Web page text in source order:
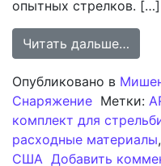
опытных стрелков. […]
Читать дальше…
Опубликовано в
Снаряжение Метки:
комплект для
расходные материалы,
США Добавить